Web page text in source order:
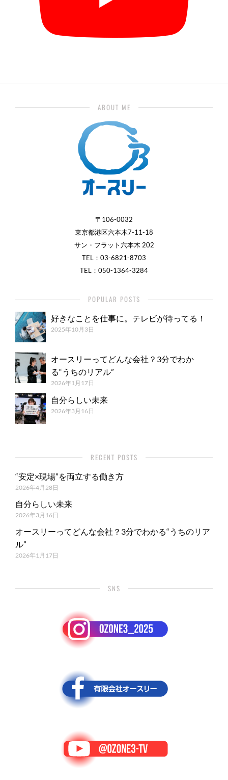
ABOUT ME
〒106-0032
東京都港区六本木7-11-18
サン・フラット六本木 202
TEL： 03-6821-8703
TEL：050-1364-3284
POPULAR POSTS
好きなことを仕事に。テレビが待ってる！
2025年10月3日
オースリーってどんな会社？3分でわか
る“うちのリアル”
2026年1月17日
自分らしい未来
2026年3月16日
RECENT POSTS
“安定×現場”を両立する働き方
2026年4月28日
自分らしい未来
2026年3月16日
オースリーってどんな会社？3分でわかる“うちのリア
ル”
2026年1月17日
SNS